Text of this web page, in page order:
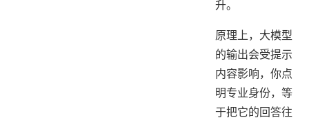
升。
原理上，大模型
的输出会受提示
内容影响，你点
明专业身份，等
于把它的回答往